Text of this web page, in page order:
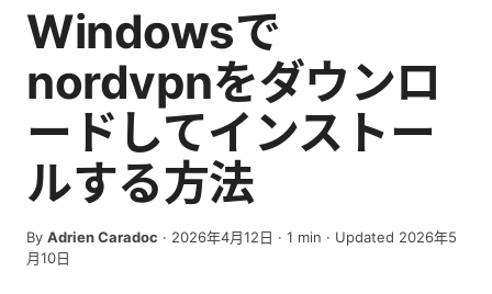
Windowsで
nordvpnをダウンロ
ードしてインストー
ルする方法
By Adrien Caradoc · 2026年4月12日 · 1 min · Updated 2026年5
月10日